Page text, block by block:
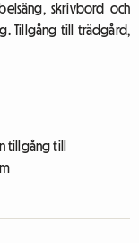
skrivbord och
Tillgång till trädgård,
tillgång till